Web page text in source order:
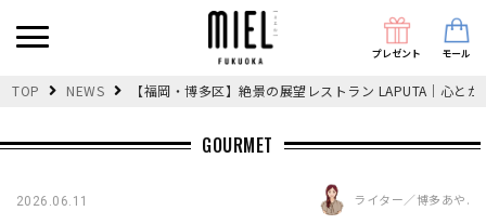
プレゼント モール
TOP NEWS 【福岡・博多区】絶景の展望レストラン LAPUTA｜心と
GOURMET
2026.06.11 ライター／博多あや.